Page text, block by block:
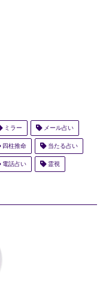
ミラー メール占い
四柱推命 当たる占い
電話占い 霊視